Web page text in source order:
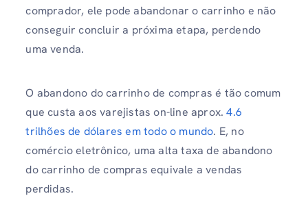
comprador, ele pode abandonar o carrinho e não
conseguir concluir a próxima etapa, perdendo
uma venda.
O abandono do carrinho de compras é tão comum
que custa aos varejistas on-line aprox. 4.6
trilhões de dólares em todo o mundo. E, no
comércio eletrônico, uma alta taxa de abandono
do carrinho de compras equivale a vendas
perdidas.